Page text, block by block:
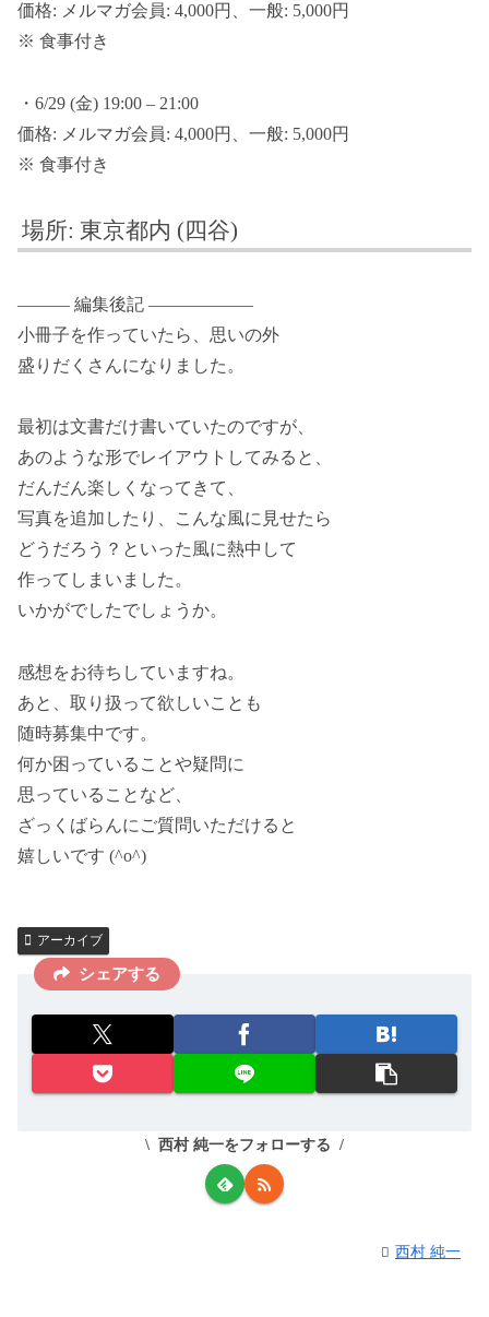
価格: メルマガ会員: 4,000円、一般: 5,000円
※ 食事付き
・6/29 (金) 19:00 – 21:00
価格: メルマガ会員: 4,000円、一般: 5,000円
※ 食事付き
場所: 東京都内 (四谷)
——— 編集後記 ——————
小冊子を作っていたら、思いの外
盛りだくさんになりました。
最初は文書だけ書いていたのですが、
あのような形でレイアウトしてみると、
だんだん楽しくなってきて、
写真を追加したり、こんな風に見せたら
どうだろう？といった風に熱中して
作ってしまいました。
いかがでしたでしょうか。
感想をお待ちしていますね。
あと、取り扱って欲しいことも
随時募集中です。
何か困っていることや疑問に
思っていることなど、
ざっくばらんにご質問いただけると
嬉しいです (^o^)
アーカイブ
シェアする
西村 純一をフォローする
西村 純一